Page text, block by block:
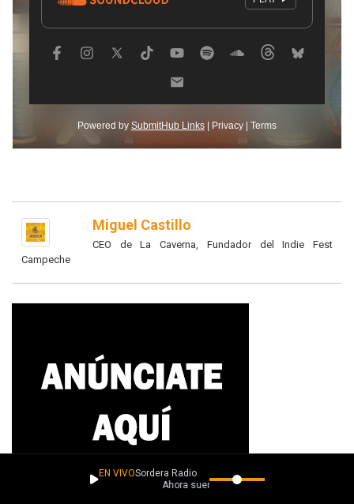
Miguel Castillo
CEO de La Caverna, Fundador del Indie Fest
Campeche
EN VIVOSordera Radio
Ahora suena